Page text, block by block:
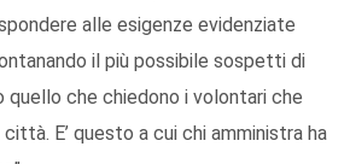
alle esigenze evidenziate
il più possibile sospetti di
quello che chiedono i volontari che
E’ questo a cui chi amministra ha